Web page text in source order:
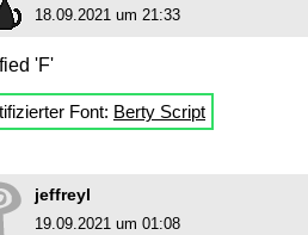
18.09.2021 um 21:33
'F'
Font: Berty Script
jeffreyl
19.09.2021 um 01:08